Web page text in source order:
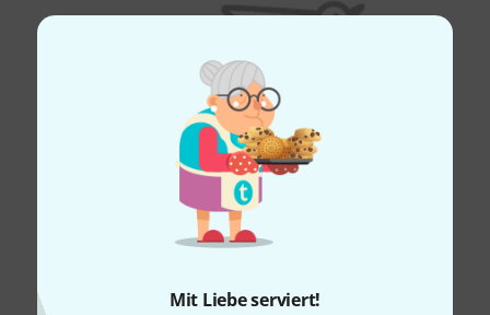
Mit Liebe serviert!